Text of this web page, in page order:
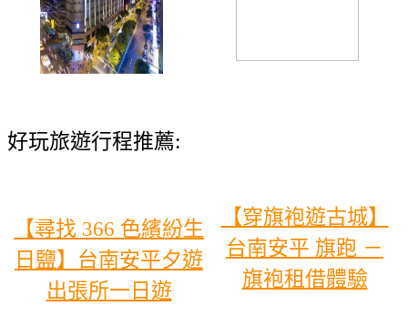
好玩旅遊行程推薦:
【尋找 366 色繽紛生
日鹽】台南安平夕遊
出張所一日遊
【穿旗袍遊古城】
台南安平 旗跑 －
旗袍租借體驗